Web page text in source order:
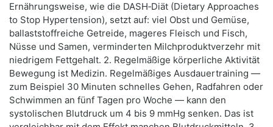
Ernährungsweise, wie die DASH‑Diät (Dietary Approaches
to Stop Hypertension), setzt auf: viel Obst und Gemüse,
ballaststoffreiche Getreide, mageres Fleisch und Fisch,
Nüsse und Samen, verminderten Milchproduktverzehr mit
niedrigem Fettgehalt. 2. Regelmäßige körperliche Aktivität
Bewegung ist Medizin. Regelmäßiges Ausdauertraining —
zum Beispiel 30 Minuten schnelles Gehen, Radfahren oder
Schwimmen an fünf Tagen pro Woche — kann den
systolischen Blutdruck um 4 bis 9 mmHg senken. Das ist